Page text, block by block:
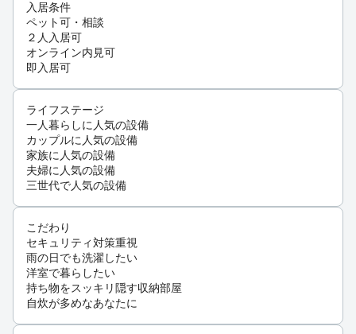
入居条件
ペット可・相談
２人入居可
オンライン内見可
即入居可
ライフステージ
一人暮らしに人気の設備
カップルに人気の設備
家族に人気の設備
夫婦に人気の設備
三世代で人気の設備
こだわり
セキュリティ対策重視
雨の日でも洗濯したい
洋室で暮らしたい
持ち物をスッキリ隠す収納部屋
自炊が多めなあなたに